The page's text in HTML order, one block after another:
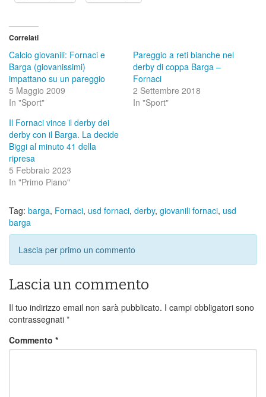
Correlati
Calcio giovanili: Fornaci e
Barga (giovanissimi)
impattano su un pareggio
5 Maggio 2009
In "Sport"
Pareggio a reti bianche nel
derby di coppa Barga –
Fornaci
2 Settembre 2018
In "Sport"
Il Fornaci vince il derby dei
derby con il Barga. La decide
Biggi al minuto 41 della
ripresa
5 Febbraio 2023
In "Primo Piano"
Tag: barga, Fornaci, usd fornaci, derby, giovanili fornaci, usd
barga
Lascia per primo un commento
Lascia un commento
Il tuo indirizzo email non sarà pubblicato. I campi obbligatori sono
contrassegnati *
Commento *